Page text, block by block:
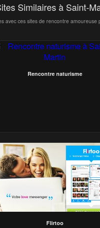
Similaires à Saint-
avec ces sites de rencontre amoureuse
Rencontre naturisme
Flirtoo